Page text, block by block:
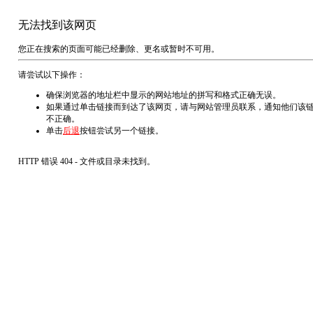
无法找到该网页
您正在搜索的页面可能已经删除、更名或暂时不可用。
请尝试以下操作：
确保浏览器的地址栏中显示的网站地址的拼写和格式正确无误。
如果通过单击链接而到达了该网页，请与网站管理员联系，通知他们该
不正确。
单击后退按钮尝试另一个链接。
HTTP 错误 404 - 文件或目录未找到。